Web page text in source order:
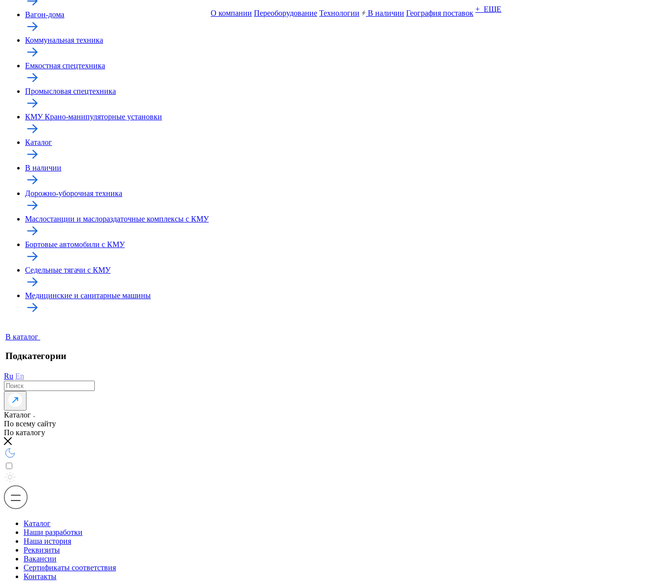
Вагон-дома
Коммунальная техника
Емкостная спецтехника
Промысловая спецтехника
КМУ Крано-манипуляторные установки
Каталог
В наличии
Дорожно-уборочная техника
Маслостанции и маслораздаточные комплексы с КМУ
Бортовые автомобили с КМУ
Седельные тягачи с КМУ
Медицинские и санитарные машины
В каталог
Подкатегории
О компании Переоборудование Технологии В наличии География поставок + ЕЩЕ
Ru En
Каталог
По всему сайту
По каталогу
Каталог
Наши разработки
Наша история
Реквизиты
Вакансии
Сертификаты соответствия
Контакты